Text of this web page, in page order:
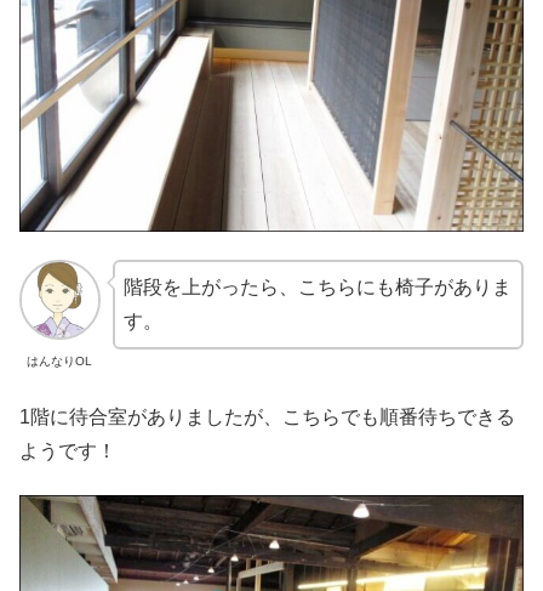
はんなりOL
階段を上がったら、こちらにも椅子がありま
す。
1階に待合室がありましたが、こちらでも順番待ちできる
ようです！